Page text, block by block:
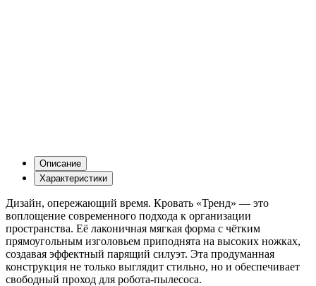
Описание
Характеристики
Дизайн, опережающий время. Кровать «Тренд» — это
воплощение современного подхода к организации
пространства. Её лаконичная мягкая форма с чётким
прямоугольным изголовьем приподнята на высоких ножках,
создавая эффектный парящий силуэт. Эта продуманная
конструкция не только выглядит стильно, но и обеспечивает
свободный проход для робота-пылесоса.